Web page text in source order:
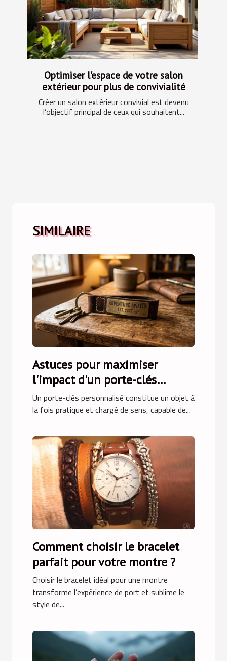
Optimiser l'espace de votre salon
extérieur pour plus de convivialité
Créer un salon extérieur convivial est devenu
l’objectif principal de ceux qui souhaitent...
SIMILAIRE
Astuces pour maximiser
l'impact d'un porte-clés
personnalisé
Un porte-clés personnalisé constitue un objet à
la fois pratique et chargé de sens, capable de...
Comment choisir le bracelet
parfait pour votre montre ?
Choisir le bracelet idéal pour une montre
transforme l’expérience de port et sublime le
style de...